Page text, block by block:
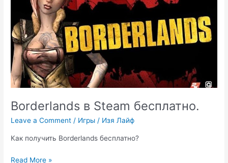
Borderlands в Steam бесплатно.
Leave a Comment / Игры / Изя Лайф
Как получить Borderlands бесплатно?
Borderlands
Read More »